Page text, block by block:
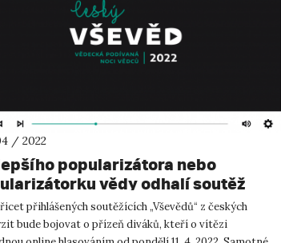
/ 2022
popularizátora nebo
vědy odhalí soutěž
Vševěd
přihlášených soutěžících „Vševědů“ z českých
bude bojovat o přízeň diváků, kteří o vítězi